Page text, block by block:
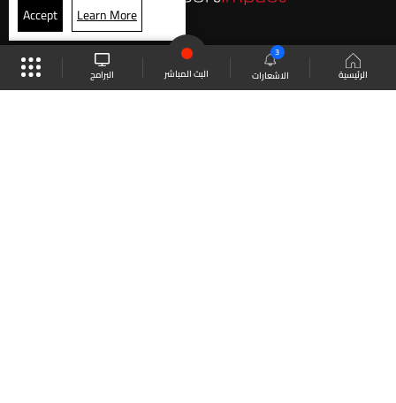
الرئيسية الاشعارات
3
البث المباشر البرامج
Accept Learn More
موقع البرامج الجدول البث المباشر